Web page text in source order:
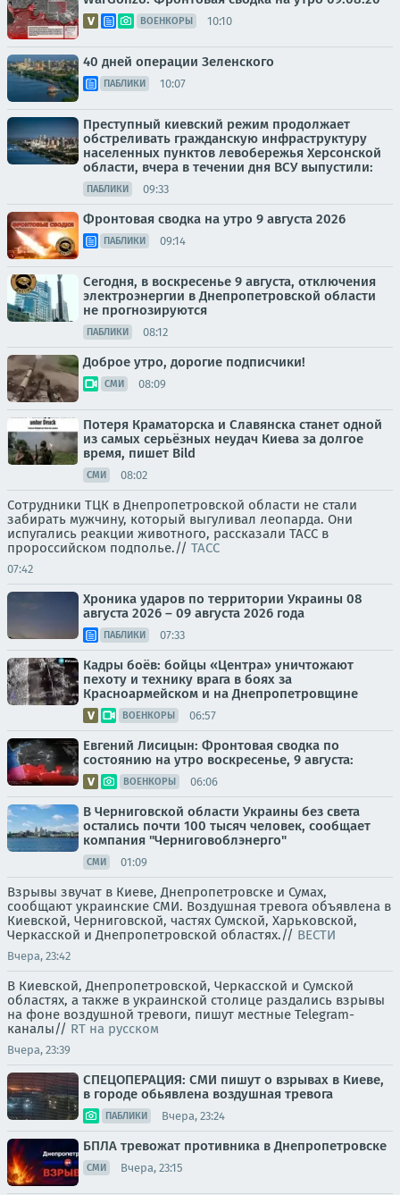
ВОЕНКОРЫ 10:10
40 дней операции Зеленского
ПАБЛИКИ 10:07
Преступный киевский режим продолжает
обстреливать гражданскую инфраструктуру
населенных пунктов левобережья Херсонской
области, вчера в течении дня ВСУ выпустили:
ПАБЛИКИ 09:33
Фронтовая сводка на утро 9 августа 2026
ПАБЛИКИ 09:14
Сегодня, в воскресенье 9 августа, отключения
электроэнергии в Днепропетровской области
не прогнозируются
ПАБЛИКИ 08:12
Доброе утро, дорогие подписчики!
СМИ 08:09
Потеря Краматорска и Славянска станет одной
из самых серьёзных неудач Киева за долгое
время, пишет Bild
СМИ 08:02
Сотрудники ТЦК в Днепропетровской области не стали
забирать мужчину, который выгуливал леопарда. Они
испугались реакции животного, рассказали ТАСС в
пророссийском подполье.// ТАСС
07:42
Хроника ударов по территории Украины 08
августа 2026 – 09 августа 2026 года
ПАБЛИКИ 07:33
Кадры боёв: бойцы «Центра» уничтожают
пехоту и технику врага в боях за
Красноармейском и на Днепропетровщине
ВОЕНКОРЫ 06:57
Евгений Лисицын: Фронтовая сводка по
состоянию на утро воскресенье, 9 августа:
ВОЕНКОРЫ 06:06
В Черниговской области Украины без света
остались почти 100 тысяч человек, сообщает
компания "Черниговоблэнерго"
СМИ 01:09
Взрывы звучат в Киеве, Днепропетровске и Сумах,
сообщают украинские СМИ. Воздушная тревога объявлена в
Киевской, Черниговской, частях Сумской, Харьковской,
Черкасской и Днепропетровской областях.// ВЕСТИ
Вчера, 23:42
В Киевской, Днепропетровской, Черкасской и Сумской
областях, а также в украинской столице раздались взрывы
на фоне воздушной тревоги, пишут местные Telegram-
каналы// RT на русском
Вчера, 23:39
СПЕЦОПЕРАЦИЯ: СМИ пишут о взрывах в Киеве,
в городе обьявлена воздушная тревога
ПАБЛИКИ Вчера, 23:24
БПЛА тревожат противника в Днепропетровске
СМИ Вчера, 23:15